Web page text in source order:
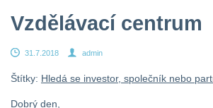
Vzdělávací centrum
31.7.2018 admin
Štítky: Hledá se investor, společník nebo
Dobrý den,